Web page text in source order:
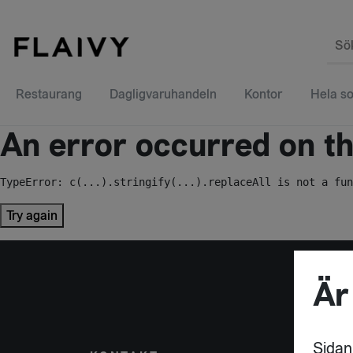
Restaurang Dagligvaruhandeln Kontor Hela
An error occurred on
TypeError: c(...).stringify(...).replaceAll is not a
Try again